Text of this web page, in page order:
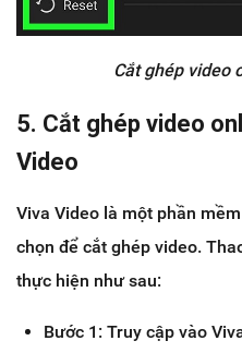
Cắt ghép video
5. Cắt ghép video
Video
Viva Video là một phần
chọn để cắt ghép video.
thực hiện như sau:
Bước 1: Truy cập vào